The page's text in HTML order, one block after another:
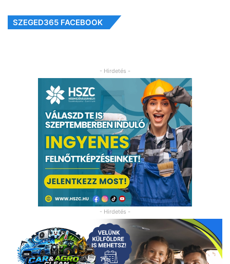
SZEGED365 FACEBOOK
- Hirdetés -
- Hirdetés -